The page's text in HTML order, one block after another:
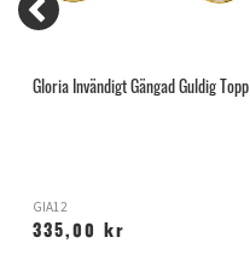
Gloria Invändigt Gängad Guldig Topp
GIA12
335,00 kr